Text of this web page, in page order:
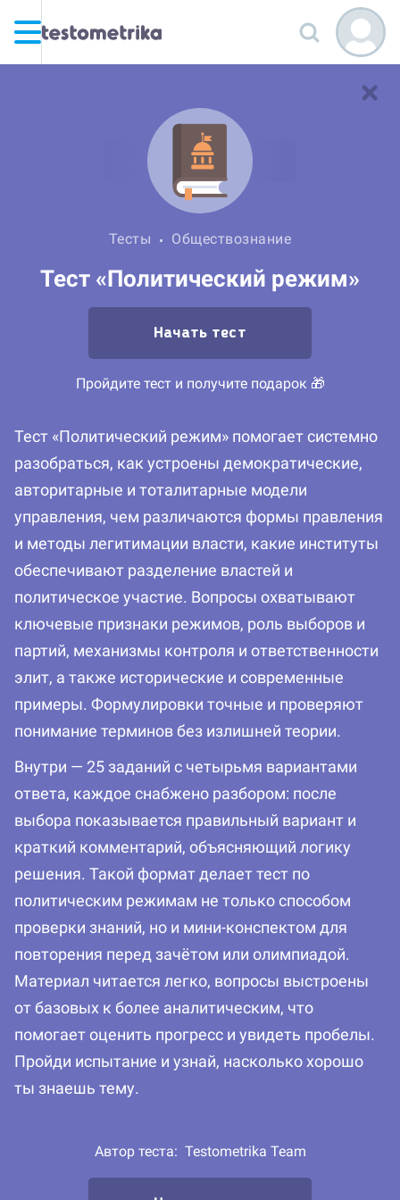
Тесты Обществознание
Тест «Политический режим»
Начать тест
Пройдите тест и получите подарок 🎁
Тест «Политический режим» помогает системно
разобраться, как устроены демократические,
авторитарные и тоталитарные модели
управления, чем различаются формы правления
и методы легитимации власти, какие институты
обеспечивают разделение властей и
политическое участие. Вопросы охватывают
ключевые признаки режимов, роль выборов и
партий, механизмы контроля и ответственности
элит, а также исторические и современные
примеры. Формулировки точные и проверяют
понимание терминов без излишней теории.
Внутри — 25 заданий с четырьмя вариантами
ответа, каждое снабжено разбором: после
выбора показывается правильный вариант и
краткий комментарий, объясняющий логику
решения. Такой формат делает тест по
политическим режимам не только способом
проверки знаний, но и мини-конспектом для
повторения перед зачётом или олимпиадой.
Материал читается легко, вопросы выстроены
от базовых к более аналитическим, что
помогает оценить прогресс и увидеть пробелы.
Пройди испытание и узнай, насколько хорошо
ты знаешь тему.
Автор теста: Testometrika Team